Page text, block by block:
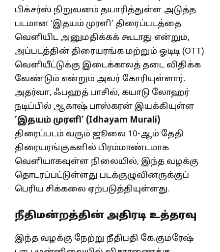
பிக்சர்ஸ் நிறுவனம் தயாரித்துள்ள அடுத்த
படமான ‘இதயம் முரளி’ திரைப்படத்தை
வெளியிட அனுமதிக்கக் கூடாது என்றும்,
அப்படத்தின் திரையரங்க மற்றும் ஓடிடி (OTT)
வெளியீட்டுக்கு இடைக்காலத் தடை விதிக்க
வேண்டும் என்றும் அவர் கோரியுள்ளார்.
அதர்வா, ஃபஹத் பாசில், கயாடு லோஹர்
நடிப்பில் ஆகாஷ் பாஸ்கரன் இயக்கியுள்ள
‘இதயம் முரளி’ (Idhayam Murali)
திரைப்படம் வரும் ஜூலை 10-ஆம் தேதி
திரையரங்குகளில் பிரம்மாண்டமாக
வெளியாகவுள்ள நிலையில், இந்த வழக்கு
தொடரப்பட்டுள்ளது படக்குழுவினருக்குப்
பெரிய சிக்கலை ஏற்படுத்தியுள்ளது.
நீதிமன்றத்தின் அதிரடி உத்தரவு
இந்த வழக்கு நேற்று நீதிபதி கே.குமரேஷ்